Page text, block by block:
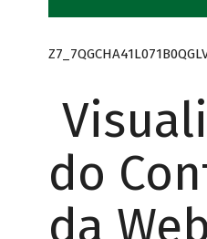
do
da